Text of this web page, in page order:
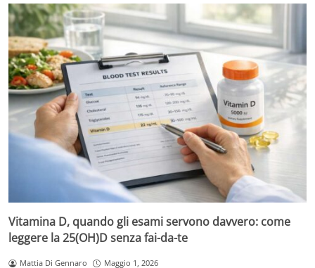
Vitamina D, quando gli esami servono davvero: come
leggere la 25(OH)D senza fai-da-te
Mattia Di Gennaro Maggio 1, 2026